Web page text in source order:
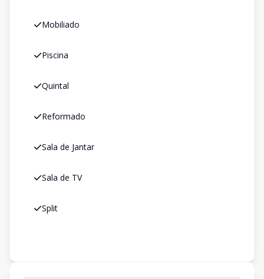
Mobiliado
Piscina
Quintal
Reformado
Sala de Jantar
Sala de TV
Split